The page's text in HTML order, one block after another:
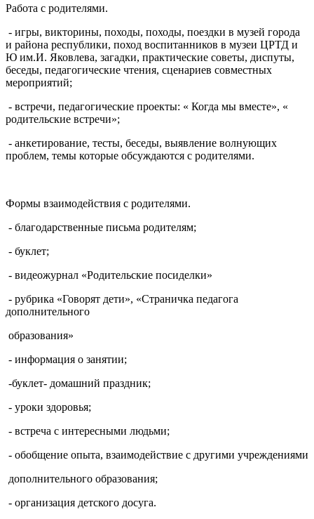
Работа с родителями.
- игры, викторины, походы, походы, поездки в музей города
и района республики, поход воспитанников в музеи ЦРТД и
Ю им.И. Яковлева, загадки, практические советы, диспуты,
беседы, педагогические чтения, сценариев совместных
мероприятий;
- встречи, педагогические проекты: « Когда мы вместе», «
родительские встречи»;
- анкетирование, тесты, беседы, выявление волнующих
проблем, темы которые обсуждаются с родителями.
Формы взаимодействия с родителями.
- благодарственные письма родителям;
- буклет;
- видеожурнал «Родительские посиделки»
- рубрика «Говорят дети», «Страничка педагога
дополнительного
образования»
- информация о занятии;
-буклет- домашний праздник;
- уроки здоровья;
- встреча с интересными людьми;
- обобщение опыта, взаимодействие с другими учреждениями
дополнительного образования;
- организация детского досуга.